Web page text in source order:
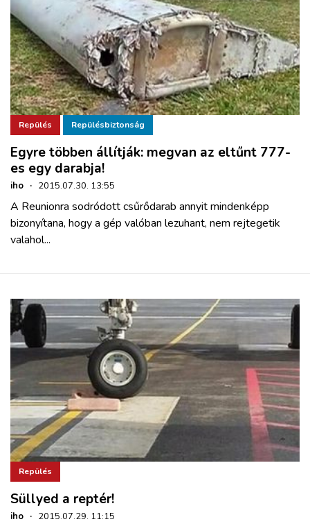
Repülés Repülésbiztonság
Egyre többen állítják: megvan az eltűnt 777-
es egy darabja!
iho · 2015.07.30. 13:55
A Reunionra sodródott csűrődarab annyit mindenképp
bizonyítana, hogy a gép valóban lezuhant, nem rejtegetik
valahol...
Repülés
Süllyed a reptér!
iho · 2015.07.29. 11:15